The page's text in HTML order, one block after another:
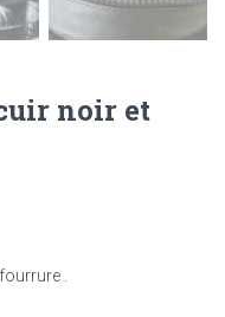
noir et
.